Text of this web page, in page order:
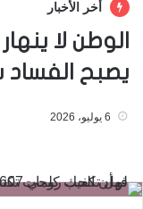
أخر الأخبار
الوطن لا
يصبح
6 يوليو، 2026